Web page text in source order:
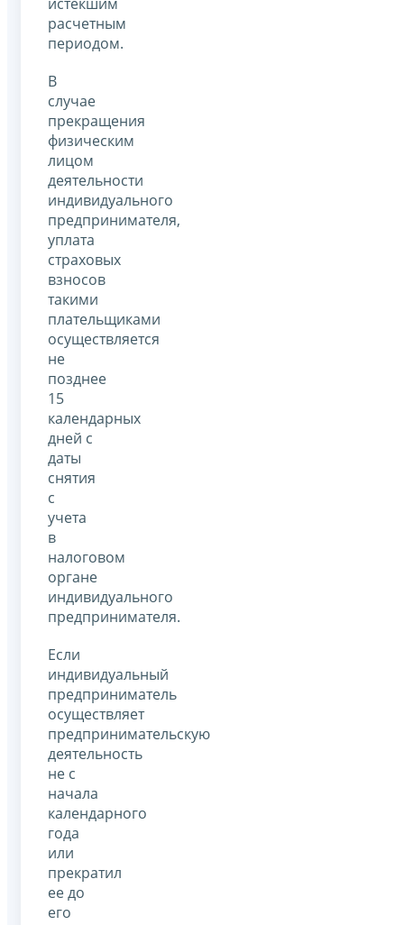
истекшим
расчетным
периодом.
В
случае
прекращения
физическим
лицом
деятельности
индивидуального
предпринимателя,
уплата
страховых
взносов
такими
плательщиками
осуществляется
не
позднее
15
календарных
дней с
даты
снятия
с
учета
в
налоговом
органе
индивидуального
предпринимателя.
Если
индивидуальный
предприниматель
осуществляет
предпринимательскую
деятельность
не с
начала
календарного
года
или
прекратил
ее до
его